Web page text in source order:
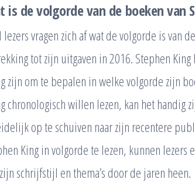
is de volgorde van de boeken van
lezers vragen zich af wat de volgorde is van
tot zijn uitgaven in 2016. Stephen
zijn om te bepalen in welke volgorde zijn
chronologisch willen lezen, kan het
op te schuiven naar zijn recentere
King in volgorde te lezen, kunnen
schrijfstijl en thema’s door de jaren heen.